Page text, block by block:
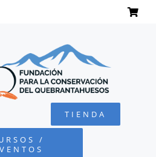
TIENDA
/